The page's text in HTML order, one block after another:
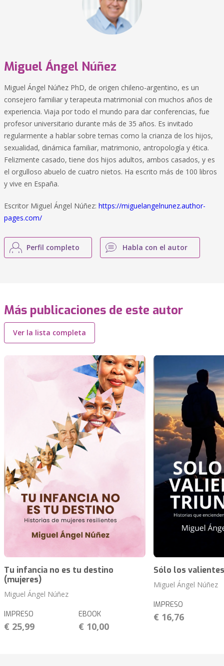
Miguel Ángel Núñez
Miguel Ángel Núñez PhD, de origen chileno-argentino, es un
consejero familiar y terapeuta matrimonial con muchos años de
experiencia. Viaja por todo el mundo para dar conferencias, fue
profesor universitario durante más de 35 años. Es invitado
regularmente a hablar sobre temas como la crianza de los hijos,
sexualidad, dinámica familiar, matrimonio, antropología y ética.
Felizmente casado, tiene dos hijos adultos, ambos casados, y es
el orgulloso abuelo de cuatro nietos. Ha escrito más de 100 libros
y vive en España.
Escritor Miguel Ángel Núñez: https://miguelangelnunez.author-
pages.com/
Perfil completo Habla con el autor
Más publicaciones de este autor
Ver la lista completa
Tu infancia no es tu destino
(mujeres)
Miguel Ángel Núñez
IMPRESO
€ 25,99
EBOOK
€ 10,00
Sólo los
Miguel Ángel Núñez
IMPRESO
€ 16,76